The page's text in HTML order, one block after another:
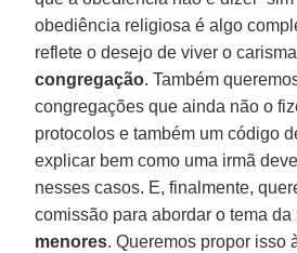
obediência religiosa é algo
reflete o desejo de viver o
congregação. Também
congregações que ainda não o
protocolos e também um código
explicar bem como uma irmã
nesses casos. E, finalmente,
comissão para abordar o tema da
menores. Queremos propor isso